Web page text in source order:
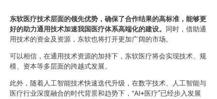
东软医疗技术层面的领先优势，确保了合作结果的高标准，能够更
好的助力通用技术加速我国医疗体系高端化的建设。 同时，借助通
用技术的资金及资源，东软也将打开更加广阔的市场。
可以相信，在通用技术资源的加持下，东软医疗将会实现技术、规
模、资本等多层面的跨越式发展。
此外，随着人工智能技术快速迭代升级，在数字技术、人工智能与
医疗行业深度融合的时代背景和趋势下，“AI+医疗”已经步入发展